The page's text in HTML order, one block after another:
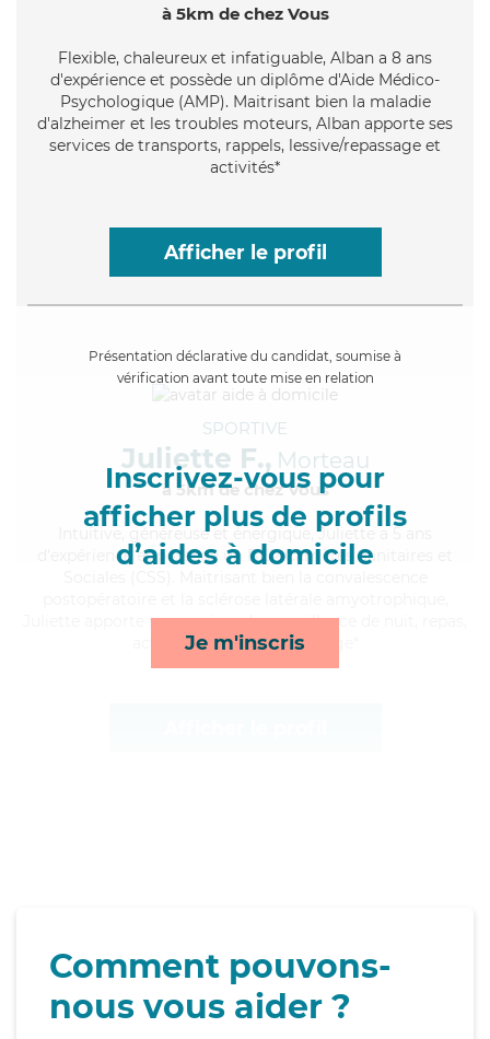
à 5km de chez Vous
Flexible, chaleureux et infatiguable, Alban a 8 ans
d'expérience et possède un diplôme d'Aide Médico-
Psychologique (AMP). Maitrisant bien la maladie
d'alzheimer et les troubles moteurs, Alban apporte ses
services de transports, rappels, lessive/repassage et
activités*
Afficher le profil
Présentation déclarative du candidat, soumise à
vérification avant toute mise en relation
Inscrivez-vous pour
afficher plus de profils
d’aides à domicile
Je m'inscris
SPORTIVE
Juliette F., Morteau
à 5km de chez Vous
, généreuse et énergique, Juliette a 5 ans
d'expérience et possède un BEP Carrières Sanitaires et
Juliette apporte ses services de surveillance de nuit, repas,
activités et lessive/repassage*
Comment pouvons-
nous vous aider ?